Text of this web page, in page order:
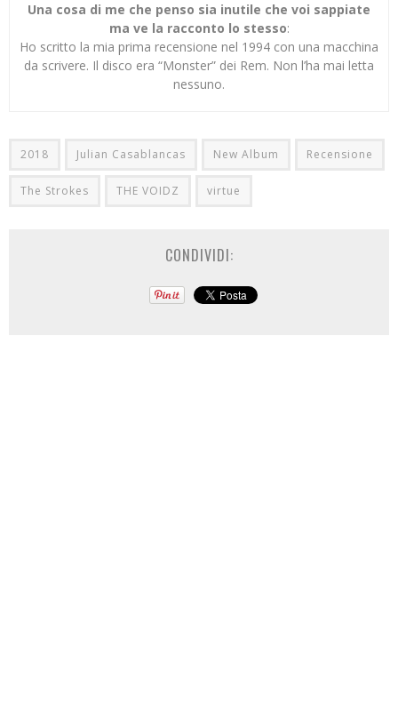
Una cosa di me che penso sia inutile che voi sappiate
ma ve la racconto lo stesso:
Ho scritto la mia prima recensione nel 1994 con una macchina
da scrivere. Il disco era “Monster” dei Rem. Non l’ha mai letta
nessuno.
2018 Julian Casablancas New Album Recensione
The Strokes THE VOIDZ virtue
CONDIVIDI: